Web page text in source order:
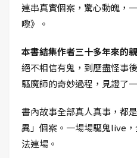
連串真實個案，驚心動魄，
嚟》。
本書結集作者三十多年來的
絕不相信有鬼，到歷盡怪事
驅魔師的奇妙過程，見證了
書內故事全部真人真事，都
異」個案。一場場驅鬼live
法連場。